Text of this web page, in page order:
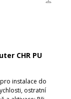
CHR PU
instalace do
ostratní